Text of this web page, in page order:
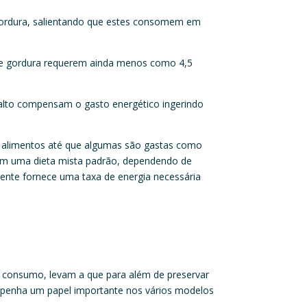
salientando que estes consomem em
gordura requerem ainda menos como 4,5
compensam o gasto energético ingerindo
até que algumas são gastas como
uma dieta mista padrão, dependendo de
fornece uma taxa de energia necessária
levam a que para além de preservar
um papel importante nos vários modelos